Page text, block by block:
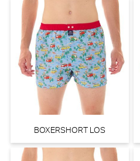
BOXERSHORT LOS